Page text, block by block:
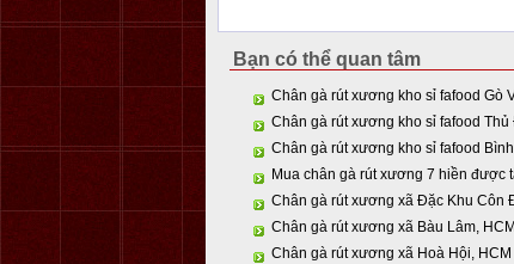
Bạn có thể quan tâm
Chân gà rút xương kho sỉ fafood Gò
Chân gà rút xương kho sỉ fafood Thủ
Chân gà rút xương kho sỉ fafood
Mua chân gà rút xương 7 hiền được
Chân gà rút xương xã Đặc Khu Côn
Chân gà rút xương xã Bàu Lâm, HCM
Chân gà rút xương xã Hoà Hội, HCM